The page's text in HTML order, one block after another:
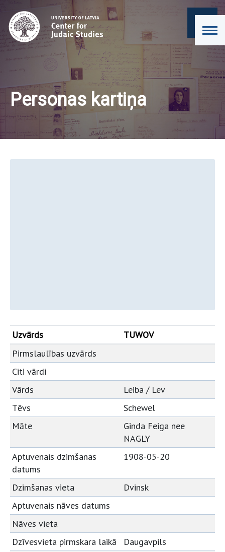
Personas kartiņa
Uzvārds
TUWOV
Pirmslaulības uzvārds
Citi vārdi
Vārds
Leiba / Lev
Tēvs
Schewel
Māte
Ginda Feiga nee
NAGLY
Aptuvenais dzimšanas
datums
1908-05-20
Dzimšanas vieta
Dvinsk
Aptuvenais nāves datums
Nāves vieta
Dzīvesvieta pirmskara laikā
Daugavpils